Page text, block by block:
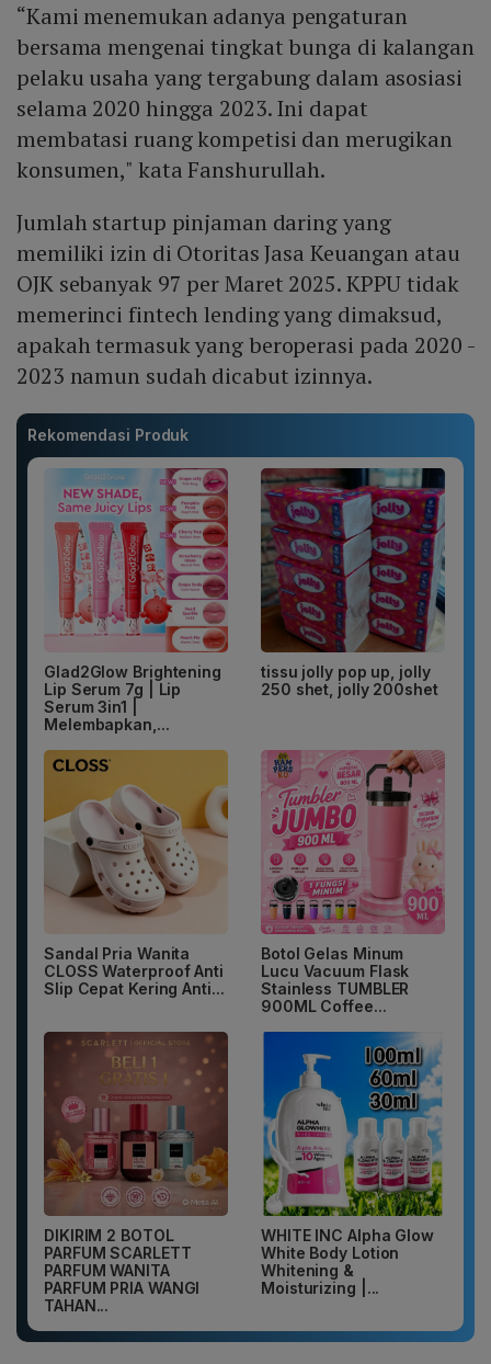
“Kami menemukan adanya pengaturan
bersama mengenai tingkat bunga di kalangan
pelaku usaha yang tergabung dalam asosiasi
selama 2020 hingga 2023. Ini dapat
membatasi ruang kompetisi dan merugikan
konsumen," kata Fanshurullah.
Jumlah startup pinjaman daring yang
memiliki izin di Otoritas Jasa Keuangan atau
OJK sebanyak 97 per Maret 2025. KPPU tidak
memerinci fintech lending yang dimaksud,
apakah termasuk yang beroperasi pada 2020 -
2023 namun sudah dicabut izinnya.
Rekomendasi Produk
Glad2Glow Brightening
Lip Serum 7g | Lip
Serum 3in1 |
Melembapkan,...
tissu jolly pop up, jolly
250 shet, jolly 200shet
Sandal Pria Wanita
CLOSS Waterproof Anti
Slip Cepat Kering Anti...
Botol Gelas Minum
Lucu Vacuum Flask
Stainless TUMBLER
900ML Coffee...
DIKIRIM 2 BOTOL
PARFUM SCARLETT
PARFUM WANITA
PARFUM PRIA WANGI
TAHAN...
WHITE INC Alpha Glow
White Body Lotion
Whitening &
Moisturizing |...